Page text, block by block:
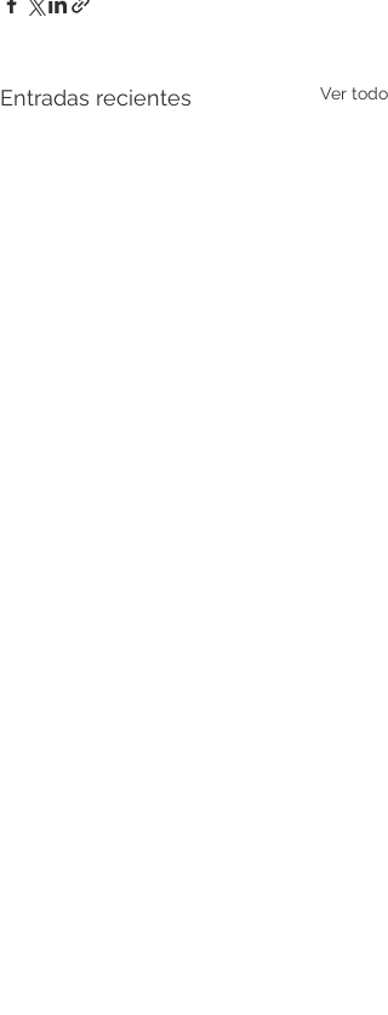
Entradas recientes Ver todo